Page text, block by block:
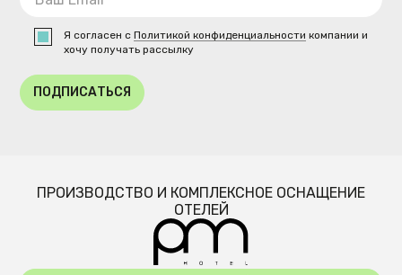
Я согласен сПолитикой конфиденциальности компании и
хочу получать рассылку
ПОДПИСАТЬСЯ
ПРОИЗВОДСТВО И КОМПЛЕКСНОЕ ОСНАЩЕНИЕ
ОТЕЛЕЙ